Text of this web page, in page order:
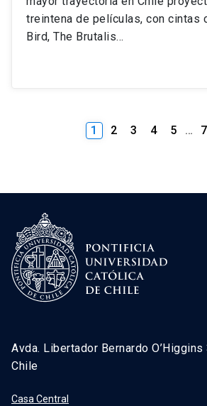
treintena de películas, con cintas
Bird, The Brutalis…
1 2 3 4 5 … 7
Avda. Libertador Bernardo
Chile
Casa Central